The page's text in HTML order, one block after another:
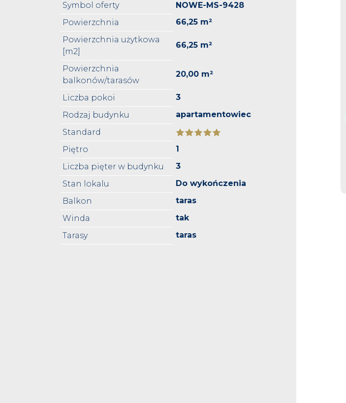
Symbol oferty
NOWE-MS-9428
Powierzchnia
66,25 m²
Powierzchnia użytkowa
[m2]
66,25 m²
Powierzchnia
balkonów/tarasów
20,00 m²
Liczba pokoi
3
Rodzaj budynku
apartamentowiec
Standard
Piętro
1
Liczba pięter w budynku
3
Stan lokalu
Do wykończenia
Balkon
taras
Winda
tak
Tarasy
taras